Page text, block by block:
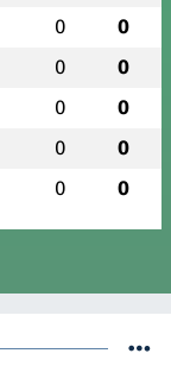
0 0
0 0
0 0
0 0
0 0